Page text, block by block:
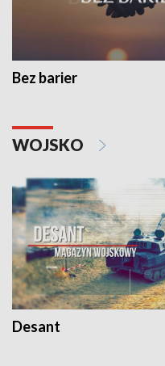
Bez barier
WOJSKO
Desant